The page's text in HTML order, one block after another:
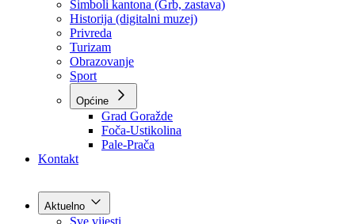
O kantonu
O kantonu
Simboli kantona (Grb, zastava)
Historija (digitalni muzej)
Privreda
Turizam
Obrazovanje
Sport
Općine
Kontakt